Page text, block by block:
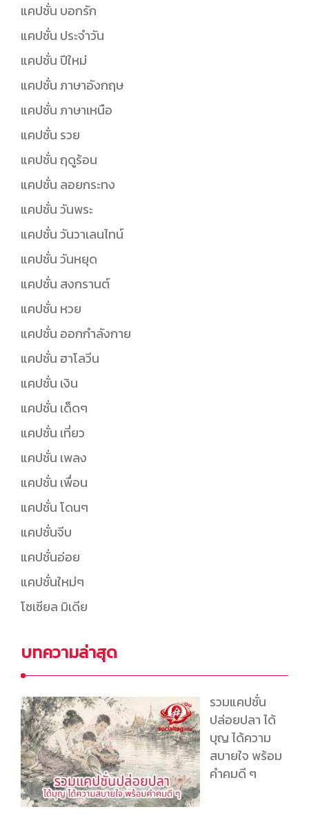
แคปชั่น บอกรัก
แคปชั่น ประจำวัน
แคปชั่น ปีใหม่
แคปชั่น ภาษาอังกฤษ
แคปชั่น ภาษาเหนือ
แคปชั่น รวย
แคปชั่น ฤดูร้อน
แคปชั่น ลอยกระทง
แคปชั่น วันพระ
แคปชั่น วันวาเลนไทน์
แคปชั่น วันหยุด
แคปชั่น สงกรานต์
แคปชั่น หวย
แคปชั่น ออกกำลังกาย
แคปชั่น ฮาโลวีน
แคปชั่น เงิน
แคปชั่น เด็ดๆ
แคปชั่น เที่ยว
แคปชั่น เพลง
แคปชั่น เพื่อน
แคปชั่น โดนๆ
แคปชั่นจีบ
แคปชั่นอ่อย
แคปชั่นใหม่ๆ
โซเซียล มิเดีย
บทความล่าสุด
รวมแคปชั่น
ปล่อยปลา ได้
บุญ ได้ความ
สบายใจ พร้อม
คำคมดี ๆ